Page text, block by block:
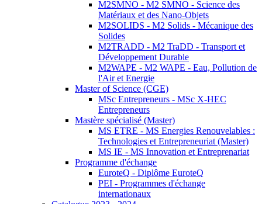
M2SMNO - M2 SMNO - Science des
Matériaux et des Nano-Objets
M2SOLIDS - M2 Solids - Mécanique des
Solides
M2TRADD - M2 TraDD - Transport et
Développement Durable
M2WAPE - M2 WAPE - Eau, Pollution de
l'Air et Energie
Master of Science (CGE)
MSc Entrepreneurs - MSc X-HEC
Entrepreneurs
Mastère spécialisé (Master)
MS ETRE - MS Energies Renouvelables :
Technologies et Entrepreneuriat (Master)
MS IE - MS Innovation et Entreprenariat
Programme d'échange
EuroteQ - Diplôme EuroteQ
PEI - Programmes d'échange
internationaux